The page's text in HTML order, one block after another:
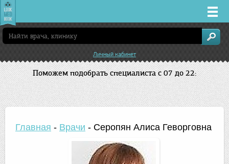
Врачи
Клиники
Заболевания
Личный кабинет
Поможем подобрать специалиста с 07 до 22:
Главная - Врачи - Серопян Алиса Геворговна